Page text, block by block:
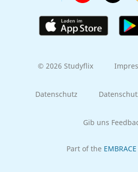
© 2026 Studyflix
Datenschutz
Gib uns
Part of the